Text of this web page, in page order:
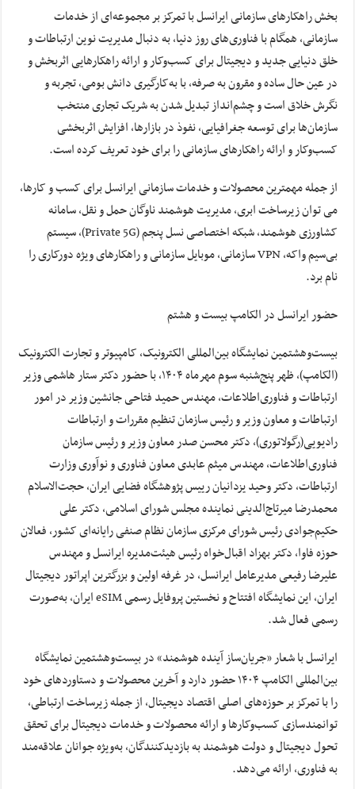
بخش راهکارهای سازمانی ایرانسل با تمرکز بر مجموعه‌ای از خدمات
سازمانی، همگام با فناوری‌های روز دنیا، به دنبال مدیریت نوین ارتباطات و
خلق دنیایی جدید و دیجیتال برای کسب‌و‌کار و ارائه راهکارهایی اثربخش و
در عین حال ساده و مقرون به صرفه، با به‌کارگیری دانش بومی، تجربه و
نگرش خلاق است و چشم‌انداز تبدیل شدن به شریک تجاری منتخب
سازمان‌ها برای توسعه جغرافیایی، نفوذ در بازارها، افزایش اثربخشی
کسب‌وکار و ارائه راهکارهای سازمانی را برای خود تعریف کرده است.
از جمله مهمترین محصولات و خدمات سازمانی ایرانسل برای کسب و کارها،
می توان زیرساخت ابری، مدیریت هوشمند ناوگان حمل و نقل، سامانه
کشاورزی هوشمند، شبکه اختصاصی نسل پنجم (Private 5G)، سیستم
بی‌سیم واکه، VPN سازمانی، موبایل سازمانی و راهکارهای ویژه دورکاری را
نام برد.
حضور ایرانسل در الکامپ بیست و هشتم
بیست‌وهشتمین نمایشگاه بین‌المللی الکترونیک، کامپیوتر و تجارت الکترونیک
(الکامپ)، ظهر پنج‌شنبه سوم مهرماه ۱۴۰۴، با حضور دکتر ستار هاشمی وزیر
ارتباطات و فناوری‌اطلاعات، مهندس حمید فتاحی جانشین وزیر در امور
ارتباطات و معاون وزیر و رئیس سازمان تنظیم مقررات و ارتباطات
رادیویی(رگولاتوری)، دکتر ‌محسن صدر معاون وزیر و رئیس سازمان
فناوری‌اطلاعات، مهندس میثم عابدی معاون فناوری و نوآوری وزارت
ارتباطات، دکتر وحید یزدانیان رییس پژوهشگاه فضایی ایران، حجت‌الاسلام
محمدرضا میرتاج‌الدینی نماینده مجلس شورای اسلامی، دکتر علی
حکیم‌جوادی رئیس شورای مرکزی سازمان نظام صنفی رایانه‌ای کشور، فعالان
حوزه فاوا، دکتر بهزاد اقبال‌خواه رئیس هیئت‌مدیره ایرانسل و مهندس
علیرضا رفیعی مدیرعامل ایرانسل، در غرفه اولین و بزرگترین اپراتور دیجیتال
ایران، این نمایشگاه افتتاح و نخستین پروفایل رسمی eSIM ایران، به‌صورت
رسمی فعال شد.
ایرانسل با شعار «جریان‌ساز آینده هوشمند» در بیست‌وهشتمین نمایشگاه
بین‌المللی الکامپ ۱۴۰۴ حضور دارد و آخرین محصولات و دستاوردهای خود
را با تمرکز بر حوزه‌های اصلی اقتصاد دیجیتال، از جمله زیرساخت ارتباطی،
توانمندسازی کسب‌وکارها و ارائه محصولات و خدمات دیجیتال برای تحقق
تحول دیجیتال و دولت هوشمند به بازدیدکنندگان، به‌ویژه جوانان علاقه‌مند
به فناوری، ارائه می‌دهد.